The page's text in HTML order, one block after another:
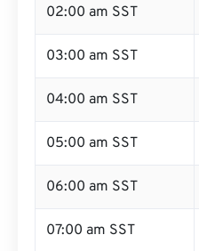
02:00 am SST
03:00 am SST
04:00 am SST
05:00 am SST
06:00 am SST
07:00 am SST